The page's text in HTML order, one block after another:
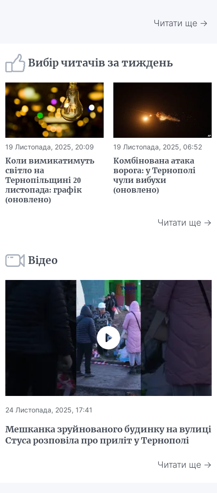
Читати ще →
Вибір читачів за тиждень
19 Листопада, 2025, 20:09
Коли вимикатимуть
світло на
Тернопільщині 20
листопада: графік
(оновлено)
19 Листопада, 2025, 06:52
Комбінована атака
ворога: у Тернополі
чули вибухи
(оновлено)
Читати ще →
Відео
24 Листопада, 2025, 17:41
Мешканка зруйнованого будинку на вулиці
Стуса розповіла про приліт у Тернополі
Читати ще →